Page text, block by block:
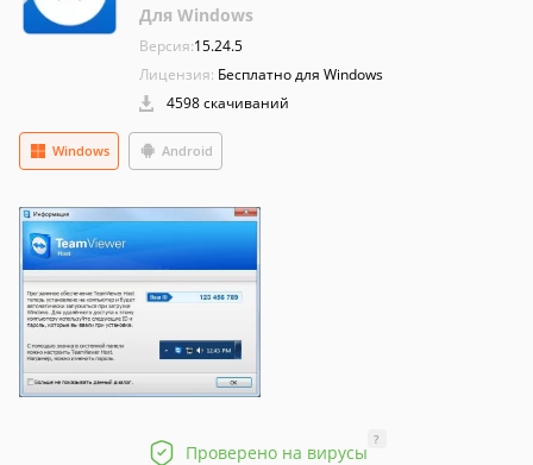
Для Windows
Версия:15.24.5
Лицензия: Бесплатно для Windows
4598 скачиваний
Windows Android
Проверено на вирусы
?